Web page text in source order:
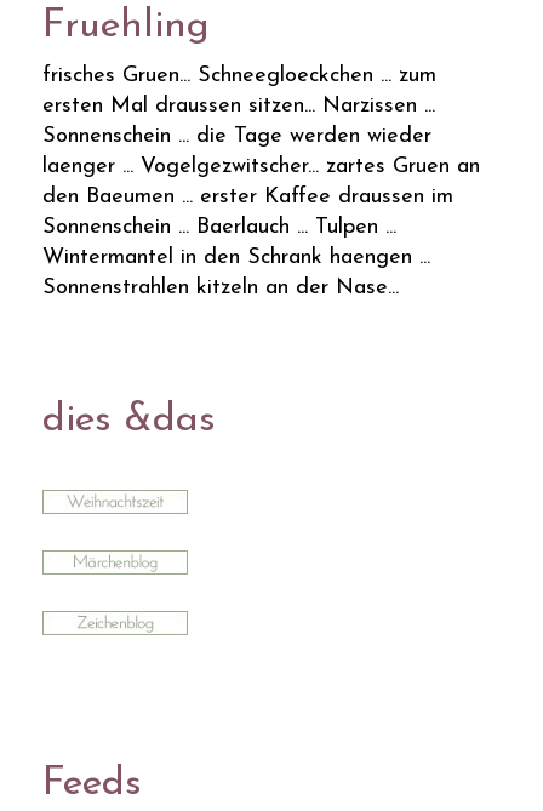
Fruehling
frisches Gruen... Schneegloeckchen ... zum
ersten Mal draussen sitzen... Narzissen ...
Sonnenschein ... die Tage werden wieder
laenger ... Vogelgezwitscher... zartes Gruen an
den Baeumen ... erster Kaffee draussen im
Sonnenschein ... Baerlauch ... Tulpen ...
Wintermantel in den Schrank haengen ...
Sonnenstrahlen kitzeln an der Nase...
dies &das
Feeds